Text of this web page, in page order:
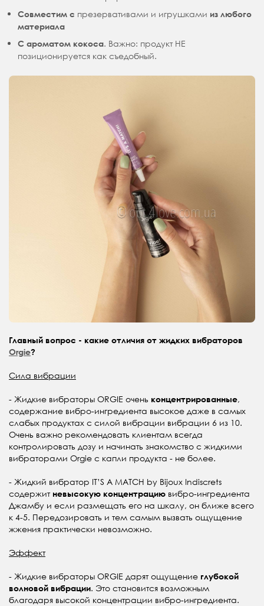
Совместим с презервативами и игрушками из любого
материала
С ароматом кокоса. Важно: продукт НЕ
позиционируется как съедобный.
Главный вопрос - какие отличия от жидких вибраторов
Orgie?
Сила вибрации
- Жидкие вибраторы ORGIE очень концентрированные,
содержание вибро-ингредиента высокое даже в самых
слабых продуктах с силой вибрации вибрации 6 из 10.
Очень важно рекомендовать клиентам всегда
контролировать дозу и начинать знакомство с жидкими
вибраторами Orgie с капли продукта - не более.
- Жидкий вибратор IT’S A MATCH by Bijoux Indiscrets
содержит невысокую концентрацию вибро-ингредиента
Джамбу и если размещать его на шкалу, он ближе всего
к 4-5. Передозировать и тем самым вызвать ощущение
жжения практически невозможно.
Эффект
- Жидкие вибраторы ORGIE дарят ощущение глубокой
волновой вибрации. Это становится возможным
благодаря высокой концентрации вибро-ингредиента.